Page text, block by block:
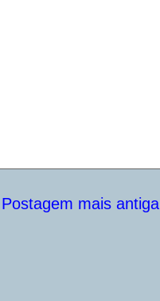
Postagem mais antiga